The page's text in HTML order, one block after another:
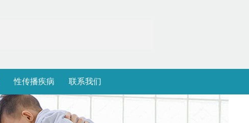
性传播疾病 联系我们